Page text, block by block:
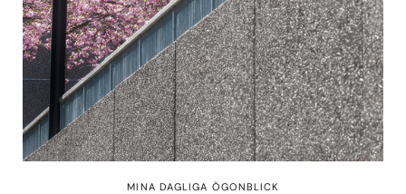
MINA DAGLIGA ÖGONBLICK